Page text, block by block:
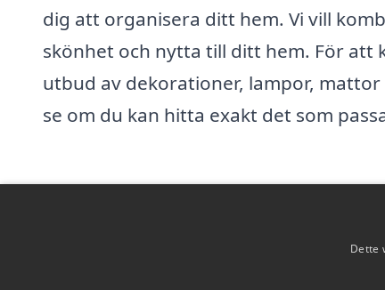
dig att organisera ditt hem. Vi vill
skönhet och nytta till ditt hem. För
utbud av dekorationer, lampor, mattor
se om du kan hitta exakt det som
Dette